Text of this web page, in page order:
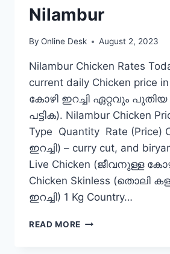
Nilambur
By Online Desk August 2, 2023
Nilambur Chicken Rates
current daily Chicken price
കോഴി ഇറച്ചി ഏറ്റവും
പട്ടിക). Nilambur Chicken
Type Quantity Rate (Price)
ഇറച്ചി) – curry cut, and
Live Chicken (ജീവനുള്ള
Chicken Skinless (തൊലി
ഇറച്ചി) 1 Kg Country…
READ MORE CHICKEN